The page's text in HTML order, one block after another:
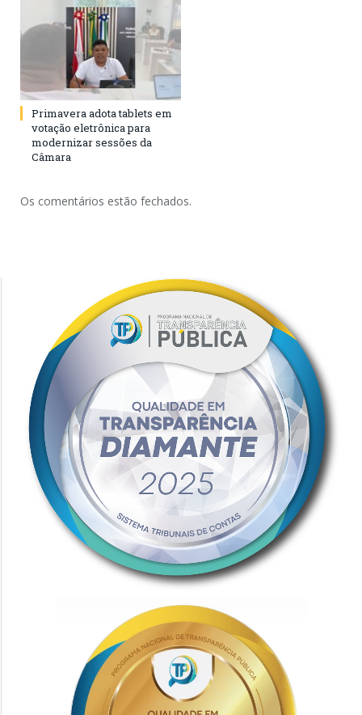
Primavera adota tablets em
votação eletrônica para
modernizar sessões da
Câmara
Os comentários estão fechados.